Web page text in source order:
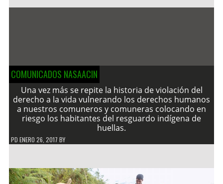
COMUNICADOS NASAACIN
Una vez más se repite la historia de violación del
derecho a la vida vulnerando los derechos humanos
a nuestros comuneros y comuneras colocando en
riesgo los habitantes del resguardo indígena de
huellas.
PD ENERO 26, 2017 BY